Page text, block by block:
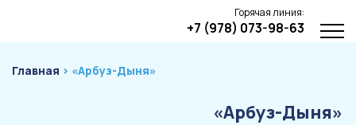
Горячая линия:
+7 (978) 073-98-63
Главная › «Арбуз-Дыня»
«Арбуз-Дыня»